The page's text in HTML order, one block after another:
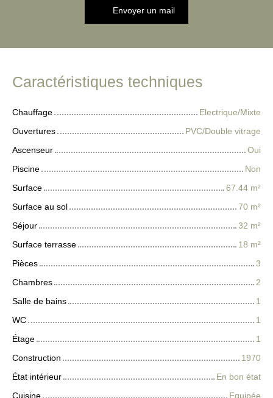
Envoyer un mail
Caractéristiques techniques
Chauffage
Electrique/Mixte
Ouvertures
PVC/Double vitrage
Ascenseur
Oui
Piscine
Non
Surface
67.44 m²
Surface au sol
70 m²
Séjour
32 m²
Surface terrasse
18 m²
Pièces
3
Chambres
2
Salle de bains
1
WC
1
Étage
1
Construction
1970
État intérieur
En bon état
Cuisine
Equipée